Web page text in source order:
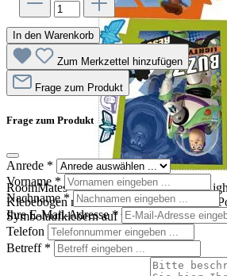
RoomMates Wandbild Toy Story Buzz
Klebebogen mit den beiden Disney-Pixar-
Symbolaufklebern auf weißem Untergrund
In den Warenkorb
Zum Merkzettel hinzufügen
Frage zum Produkt
Frage zum Produkt
Anrede *
Vorname *
Nachname*
Ihre E-Mail-Adresse*
Telefon
Betreff *